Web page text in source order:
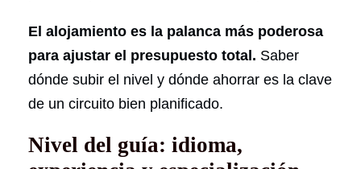
El alojamiento es la palanca más poderosa
para ajustar el presupuesto total. Saber
dónde subir el nivel y dónde ahorrar es la clave
de un circuito bien planificado.
Nivel del guía: idioma,